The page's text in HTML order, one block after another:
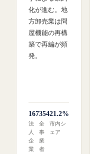
化が進む。地
方卸売業は問
屋機能の再構
築で再編が頻
発。
167
法
人
企
業
354
全
事
業
者
21.2%
市内シ
ェア